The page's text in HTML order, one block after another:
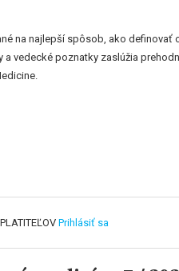
na najlepší spôsob, ako
vedecké poznatky zaslúžia
Prihlásiť sa